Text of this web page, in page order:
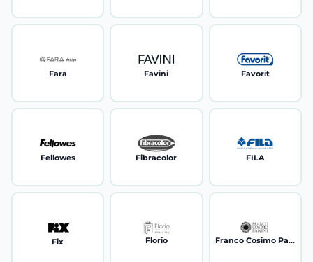
Fara Favini Favorit
Fellowes Fibracolor FILA
Fix Florio Franco Cosimo Panini